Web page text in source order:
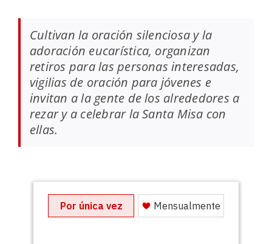
Cultivan la oración silenciosa y la
adoración eucarística, organizan
retiros para las personas interesadas,
vigilias de oración para jóvenes e
invitan a la gente de los alrededores a
rezar y a celebrar la Santa Misa con
ellas.